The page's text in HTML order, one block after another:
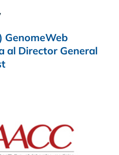
GenomeWeb
al Director General